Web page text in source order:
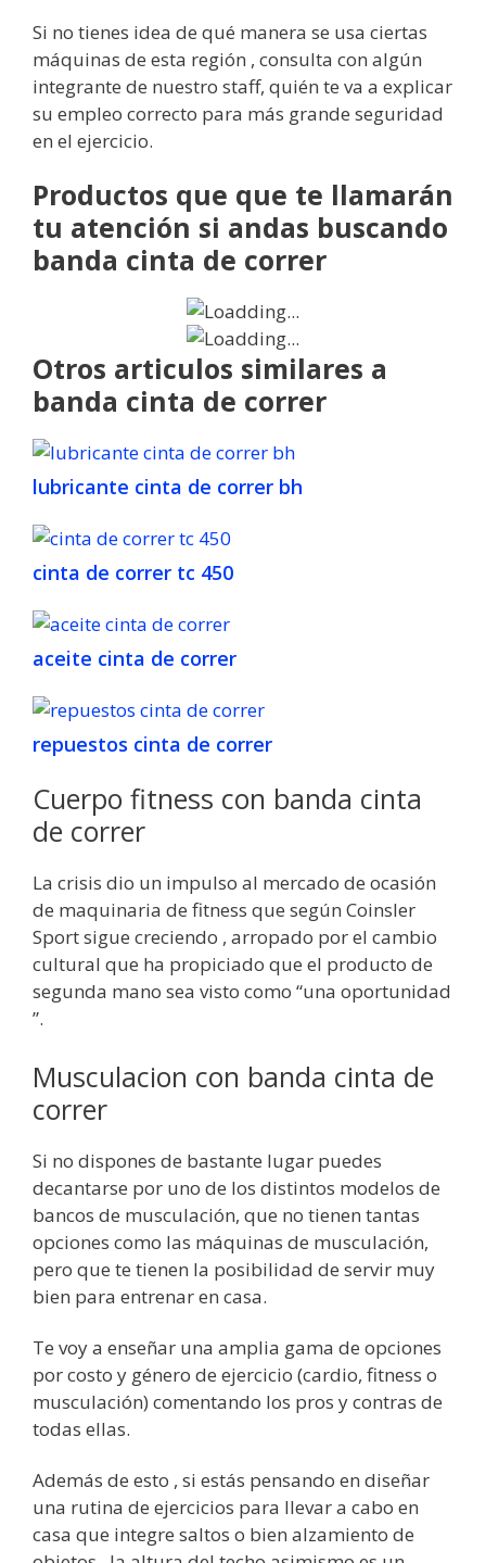
Si no tienes idea de qué manera se usa ciertas
máquinas de esta región , consulta con algún
integrante de nuestro staff, quién te va a explicar
su empleo correcto para más grande seguridad
en el ejercicio.
Productos que que te llamarán
tu atención si andas buscando
banda cinta de correr
Otros articulos similares a
banda cinta de correr
lubricante cinta de correr bh
cinta de correr tc 450
aceite cinta de correr
repuestos cinta de correr
Cuerpo fitness con banda cinta
de correr
La crisis dio un impulso al mercado de ocasión
de maquinaria de fitness que según Coinsler
Sport sigue creciendo , arropado por el cambio
cultural que ha propiciado que el producto de
segunda mano sea visto como “una oportunidad
”.
Musculacion con banda cinta de
correr
Si no dispones de bastante lugar puedes
decantarse por uno de los distintos modelos de
bancos de musculación, que no tienen tantas
opciones como las máquinas de musculación,
pero que te tienen la posibilidad de servir muy
bien para entrenar en casa.
Te voy a enseñar una amplia gama de opciones
por costo y género de ejercicio (cardio, fitness o
musculación) comentando los pros y contras de
todas ellas.
Además de esto , si estás pensando en diseñar
una rutina de ejercicios para llevar a cabo en
casa que integre saltos o bien alzamiento de